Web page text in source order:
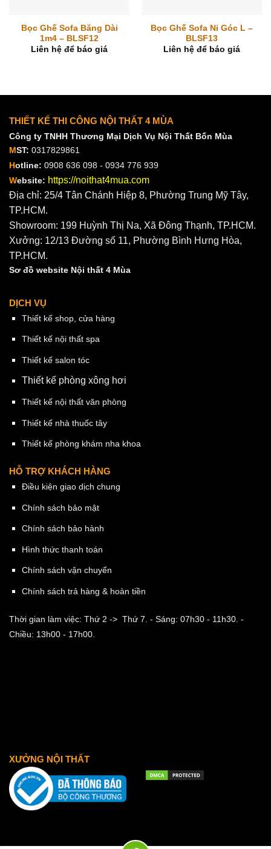
Bọc Ghế Sofa Băng Dài
1m4 – BLSF12
Liên hệ để báo giá
Bọc Ghế Sofa Nỉ Góc L –
BLSF13
Liên hệ để báo giá
THIẾT KẾ THI CÔNG NỘI THẤT 4 MÙA
Công ty TNHH Thương Mại Dịch Vụ Nội Thất Bốn Mùa
MST: 0317829861
Hotline: 0908 636 098 - 0934 776 939
Website: https://noithat4mua.com
Địa chỉ: 25/4 Tân Chánh Hiệp 8, Phường Trung Mỹ Tây,
TP.HCM.
Showroom: 199 Huỳnh Thị Na, Xã Đông Thạnh, TP.HCM.
Xưởng: 12/13 Đường số 11, Phường Bình Hưng Hòa,
TP.HCM.
Sơ đồ website Nội thất 4 Mùa
DỊCH VỤ
Thiết kế shop, cửa hàng
Thiết kế nội thất spa
Thiết kế salon tóc
Thiết kế phòng xông hơi
Thiết kế nội thất văn phòng
Thiết kế nhà thuốc tây
Thiết kế phòng khám nha khoa
HỖ TRỢ KHÁCH HÀNG
Điều kiện giao dịch chung
Chính sách bảo mật
Chính sách bảo hành
Hình thức thanh toán
Chính sách vận chuyển
Chính sách trả hàng & hoàn tiền
Thời gian làm việc: Thứ 2 -> Thứ 7. - Sáng: 07h30 - 11h30. -
Chiều: 13h00 - 17h00.
XƯỞNG NỘI THẤT